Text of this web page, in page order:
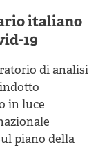
italiano
19
di analisi
in luce
piano della